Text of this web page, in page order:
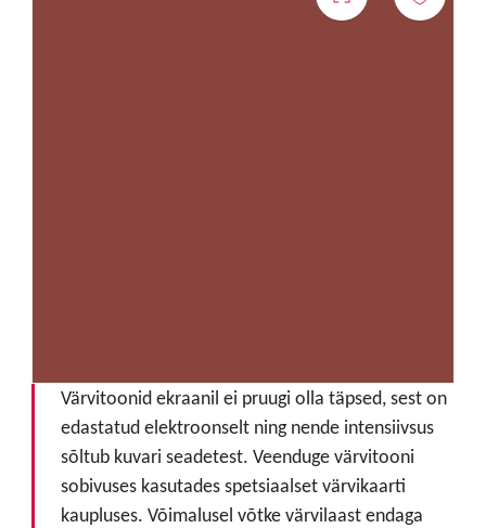
Värvitoonid ekraanil ei pruugi olla täpsed, sest on
edastatud elektroonselt ning nende intensiivsus
sõltub kuvari seadetest. Veenduge värvitooni
sobivuses kasutades spetsiaalset värvikaarti
kaupluses. Võimalusel võtke värvilaast endaga